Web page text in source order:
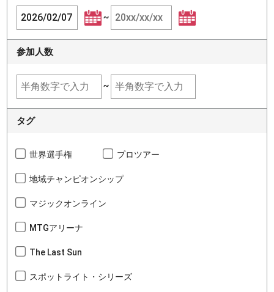
~
参加人数
~
タグ
世界選手権 プロツアー
地域チャンピオンシップ
マジックオンライン
MTGアリーナ
The Last Sun
スポットライト・シリーズ